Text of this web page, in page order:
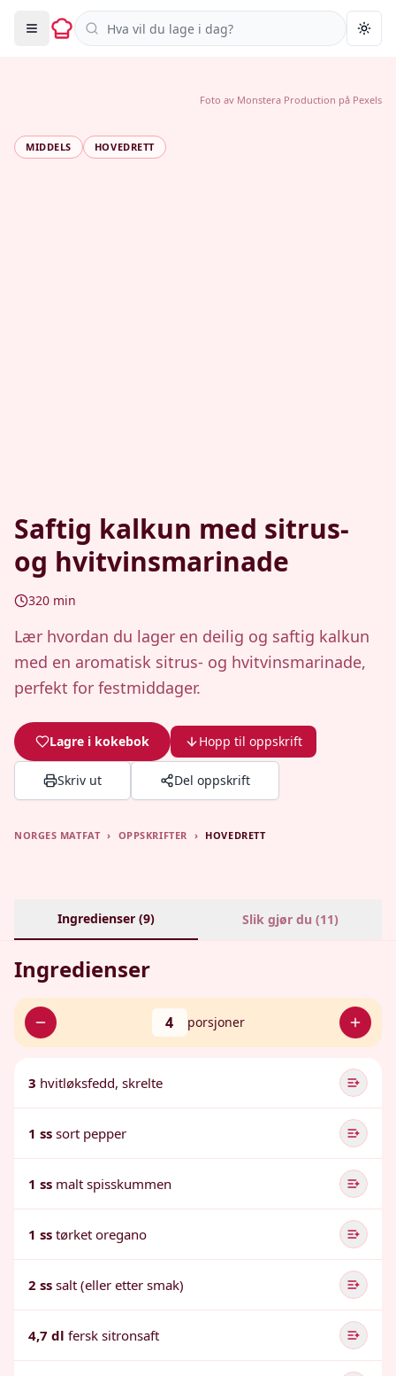
Søk i oppskrifter
MIDDELS HOVEDRETT
Saftig kalkun med sitrus-
og hvitvinsmarinade
320 min
Lær hvordan du lager en deilig og saftig kalkun
med en aromatisk sitrus- og hvitvinsmarinade,
perfekt for festmiddager.
Lagre i kokebok Hopp til oppskrift
Skriv ut Del oppskrift
Foto av Monstera Production på Pexels
NORGES MATFAT › OPPSKRIFTER › HOVEDRETT
Ingredienser (9) Slik gjør du (11)
Ingredienser
4 porsjoner
3 hvitløksfedd, skrelte
1 ss sort pepper
1 ss malt spisskummen
1 ss tørket oregano
2 ss salt (eller etter smak)
4,7 dl fersk sitronsaft